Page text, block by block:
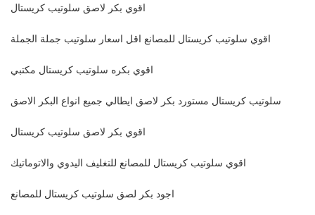
اقوي بكر لاصق سلوتيب كريستال
اقوي سلوتيب كريستال للمصانع اقل اسعار سلوتيب جملة الجملة
اقوي بكره سلوتيب كريستال مكتبي
سلوتيب كريستال مستورد بكر لاصق ايطالي جميع انواع البكر الاصق
اقوي بكر لاصق سلوتيب كريستال
اقوي سلوتيب كريستال للمصانع للتغليف اليدوي والاتوماتيك
اجود بكر لصق سلوتيب كريستال للمصانع